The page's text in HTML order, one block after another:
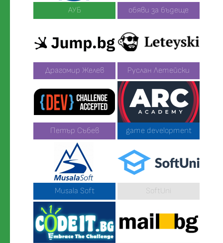
АУБ обяви за бъдеще
Драгомир Желев Руслан Летейски
Петър Събев game development
Musala Soft SoftUni